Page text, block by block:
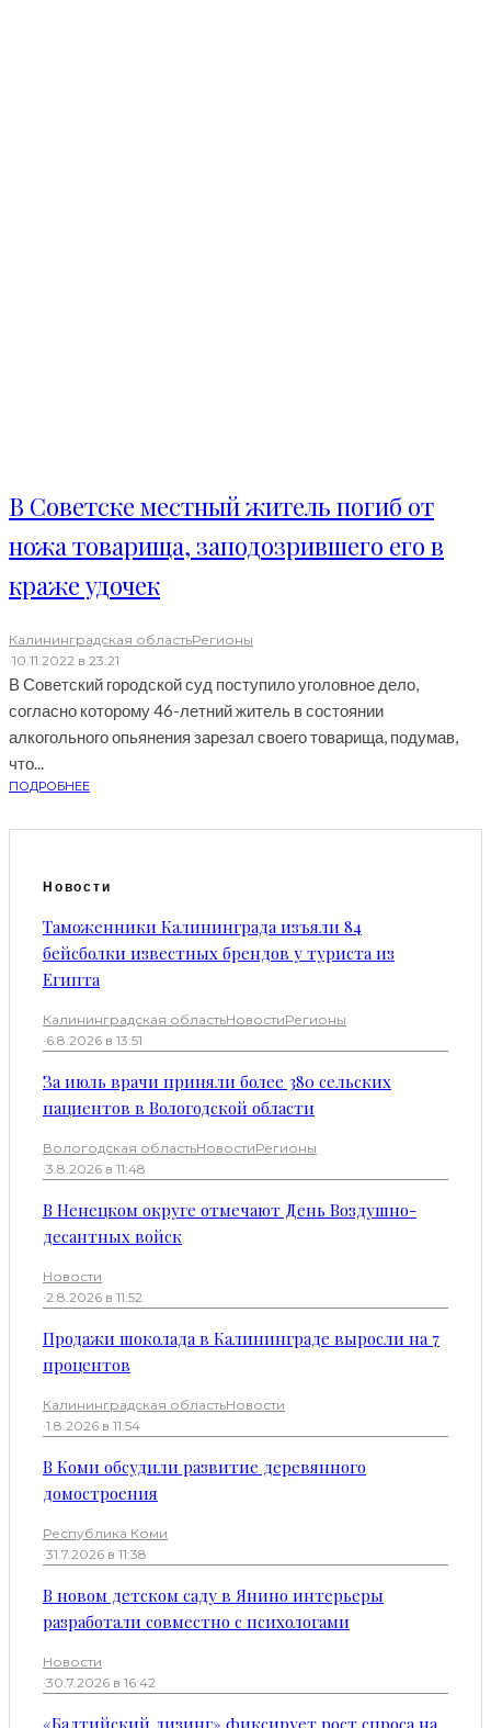
В Советске местный житель погиб от
ножа товарища, заподозрившего его в
краже удочек
Калининградская областьРегионы
·10.11.2022 в 23:21
В Советский городской суд поступило уголовное дело,
согласно которому 46-летний житель в состоянии
алкогольного опьянения зарезал своего товарища, подумав,
что...
ПОДРОБНЕЕ
Новости
Таможенники Калининграда изъяли 84
бейсболки известных брендов у туриста из
Египта
Калининградская областьНовостиРегионы
·6.8.2026 в 13:51
За июль врачи приняли более 380 сельских
пациентов в Вологодской области
Вологодская областьНовостиРегионы
·3.8.2026 в 11:48
В Ненецком округе отмечают День Воздушно-
десантных войск
Новости
·2.8.2026 в 11:52
Продажи шоколада в Калининграде выросли на 7
процентов
Калининградская областьНовости
·1.8.2026 в 11:54
В Коми обсудили развитие деревянного
домостроения
Республика Коми
·31.7.2026 в 11:38
В новом детском саду в Янино интерьеры
разработали совместно с психологами
Новости
·30.7.2026 в 16:42